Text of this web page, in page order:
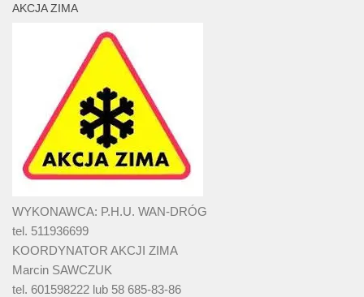
AKCJA ZIMA
WYKONAWCA: P.H.U. WAN-DRÓG
tel. 511936699
KOORDYNATOR AKCJI ZIMA
Marcin SAWCZUK
tel. 601598222 lub 58 685-83-86